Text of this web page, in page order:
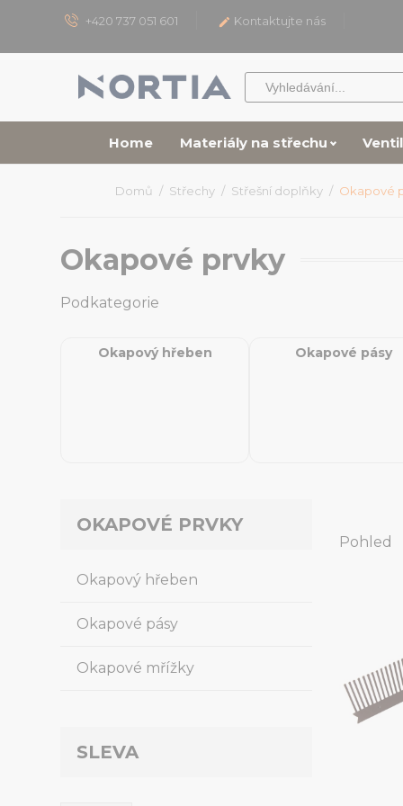
+420 737 051 601  Kontaktujte nás
Home Materiály na střechu
Domů Střechy Střešní doplňky Okapové
Okapové prvky
Podkategorie
Okapový hřeben Okapové pásy
OKAPOVÉ PRVKY
Okapový hřeben
Okapové pásy
Okapové mřížky
SLEVA
Pohled